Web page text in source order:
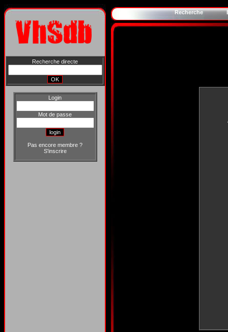
Recherche directe
Login
Mot de passe
Pas encore membre ?
S'inscrire
Recherche